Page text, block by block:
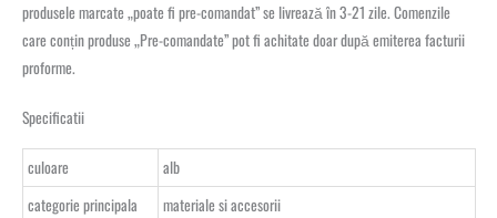
produsele marcate „poate fi pre-comandat” se livrează în 3-21 zile. Comenzile
care conțin produse „Pre-comandate” pot fi achitate doar după emiterea facturii
proforme.
Specificatii
culoare
alb
categorie principala
materiale si accesorii